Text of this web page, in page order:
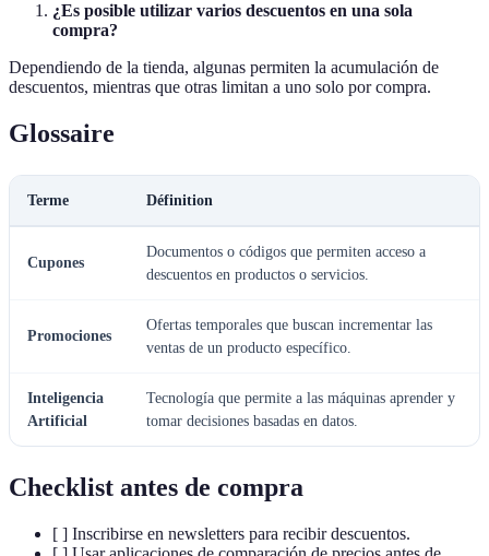
¿Es posible utilizar varios descuentos en una sola
compra?
Dependiendo de la tienda, algunas permiten la acumulación de
descuentos, mientras que otras limitan a uno solo por compra.
Glossaire
Terme Définition
Cupones
Documentos o códigos que permiten acceso a
descuentos en productos o servicios.
Promociones
Ofertas temporales que buscan incrementar las
ventas de un producto específico.
Inteligencia
Artificial
Tecnología que permite a las máquinas aprender y
tomar decisiones basadas en datos.
Checklist antes de compra
[ ] Inscribirse en newsletters para recibir descuentos.